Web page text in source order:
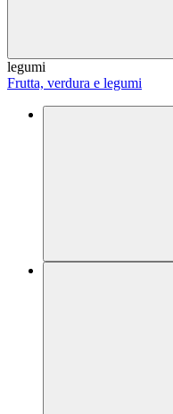
legumi
Frutta, verdura e legumi